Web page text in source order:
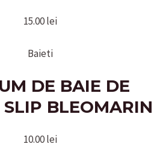
15.00lei
Baieti
DE BAIE DE
BLEOMARIN
10.00lei